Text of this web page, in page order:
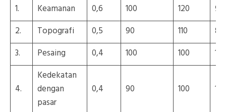
1.
Keamanan 0,6 100 120
90
2.
Topografi 0,5 90 110
80
3.
Pesaing 0,4 100 100 100
4.
Kedekatan
dengan
pasar
0,4 90 100 100